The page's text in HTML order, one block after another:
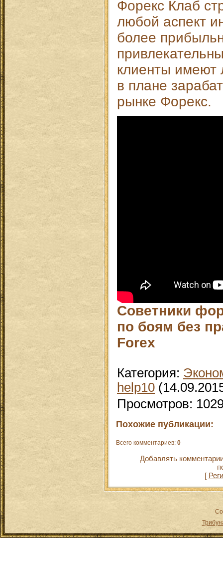
Форекс Клаб
любой аспект
более
клиенты имеют
в плане
рынке Форекс.
Советники
по боям без
Forex
Категория:
help10
Просмотров:
Похожие публикации:
Всего комментариев: 0
Добавлять
[